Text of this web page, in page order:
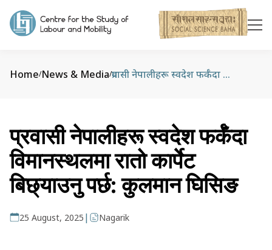
Home/News & Media/ प्रवासी नेपालीहरू स्वदेश फर्कँदा विमानस्थलमा रातो कार्पेट बिछ्याउनु पर्छ: कुलमान घिसिङ
प्रवासी नेपालीहरू स्वदेश फर्कँदा
विमानस्थलमा रातो कार्पेट
बिछ्याउनु पर्छ: कुलमान घिसिङ
25 August, 2025 | Nagarik